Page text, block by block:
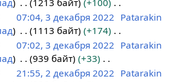
1213 байт
+100
07:04, 3 декабря 2022 Patarakin
1113 байт
+174
07:02, 3 декабря 2022 Patarakin
939 байт
+33
21:55, 2 декабря 2022 Patarakin